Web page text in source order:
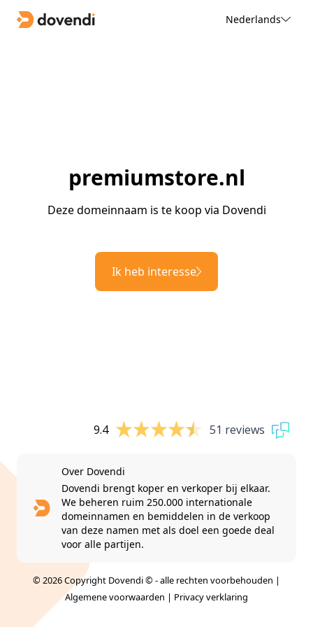
Nederlands
premiumstore.nl
Deze domeinnaam is te koop via Dovendi
Ik heb interesse
9.4 51 reviews
Over Dovendi
Dovendi brengt koper en verkoper bij elkaar.
We beheren ruim 250.000 internationale
domeinnamen en bemiddelen in de verkoop
van deze namen met als doel een goede deal
voor alle partijen.
© 2026 Copyright Dovendi © - alle rechten voorbehouden |
Algemene voorwaarden | Privacy verklaring